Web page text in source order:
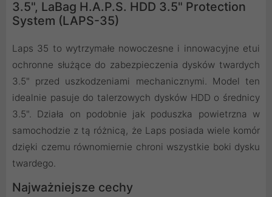
3.5", LaBag H.A.P.S. HDD 3.5" Protection
System (LAPS-35)
Laps 35 to wytrzymałe nowoczesne i innowacyjne etui
ochronne służące do zabezpieczenia dysków twardych
3.5" przed uszkodzeniami mechanicznymi. Model ten
idealnie pasuje do talerzowych dysków HDD o średnicy
3.5". Działa on podobnie jak poduszka powietrzna w
samochodzie z tą różnicą, że Laps posiada wiele komór
dzięki czemu równomiernie chroni wszystkie boki dysku
twardego.
Najważniejsze cechy